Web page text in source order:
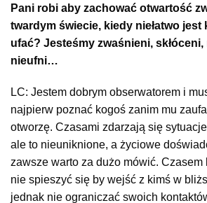
Pani robi aby zachować otwartość
twardym świecie, kiedy niełatwo jest
ufać? Jesteśmy zwaśnieni,
nieufni…
LC: Jestem dobrym obserwatorem i
najpierw poznać kogoś zanim mu
otworzę. Czasami zdarzają się
ale to nieuniknione, a życiowe
zawsze warto za dużo mówić. Czasem
nie spieszyć się by wejść z kimś w
jednak nie ograniczać swoich